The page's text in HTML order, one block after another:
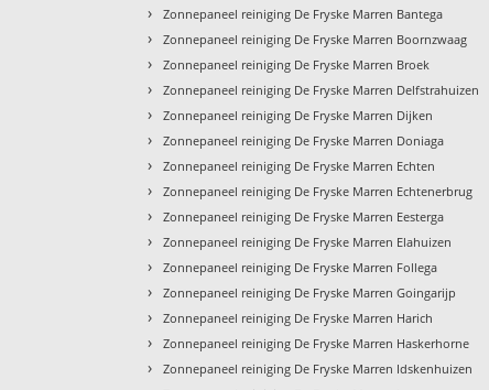
› Zonnepaneel reiniging De Fryske Marren Bantega
› Zonnepaneel reiniging De Fryske Marren Boornzwaag
› Zonnepaneel reiniging De Fryske Marren Broek
› Zonnepaneel reiniging De Fryske Marren Delfstrahuizen
› Zonnepaneel reiniging De Fryske Marren Dijken
› Zonnepaneel reiniging De Fryske Marren Doniaga
› Zonnepaneel reiniging De Fryske Marren Echten
› Zonnepaneel reiniging De Fryske Marren Echtenerbrug
› Zonnepaneel reiniging De Fryske Marren Eesterga
› Zonnepaneel reiniging De Fryske Marren Elahuizen
› Zonnepaneel reiniging De Fryske Marren Follega
› Zonnepaneel reiniging De Fryske Marren Goingarijp
› Zonnepaneel reiniging De Fryske Marren Harich
› Zonnepaneel reiniging De Fryske Marren Haskerhorne
› Zonnepaneel reiniging De Fryske Marren Idskenhuizen